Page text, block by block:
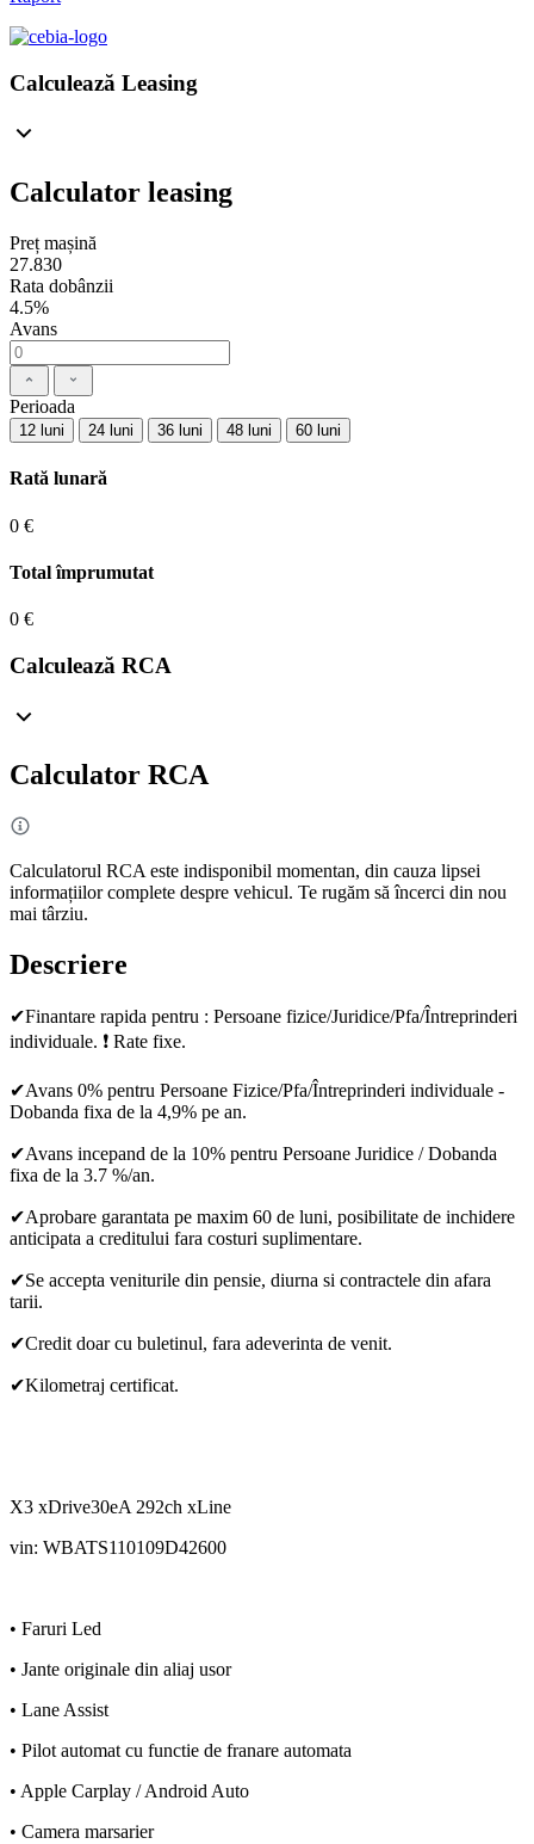
Calculează Leasing
Calculator leasing
Preț mașină
27.830
Rata dobânzii
4.5%
Avans
Perioada
12 luni 24 luni 36 luni 48 luni 60 luni
Rată lunară
0 €
Total împrumutat
0 €
Calculează RCA
Calculator RCA
Calculatorul RCA este indisponibil momentan, din cauza lipsei
informațiilor complete despre vehicul. Te rugăm să încerci din nou
mai târziu.
Descriere
✔Finantare rapida pentru : Persoane fizice/Juridice/Pfa/Întreprinderi
individuale. ❗ Rate fixe.
✔Avans 0% pentru Persoane Fizice/Pfa/Întreprinderi individuale -
Dobanda fixa de la 4,9% pe an.
✔Avans incepand de la 10% pentru Persoane Juridice / Dobanda
fixa de la 3.7 %/an.
✔Aprobare garantata pe maxim 60 de luni, posibilitate de inchidere
anticipata a creditului fara costuri suplimentare.
✔Se accepta veniturile din pensie, diurna si contractele din afara
tarii.
✔Credit doar cu buletinul, fara adeverinta de venit.
✔Kilometraj certificat.
X3 xDrive30eA 292ch xLine
vin: WBATS110109D42600
• Faruri Led
• Jante originale din aliaj usor
• Lane Assist
• Pilot automat cu functie de franare automata
• Apple Carplay / Android Auto
• Camera marsarier